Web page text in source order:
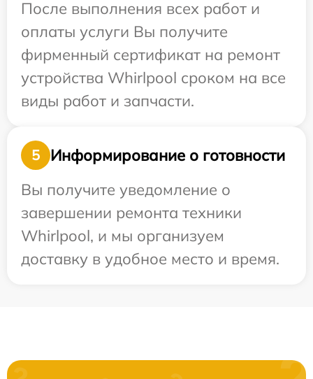
После выполнения всех работ и
оплаты услуги Вы получите
фирменный сертификат на ремонт
устройства Whirlpool сроком на все
виды работ и запчасти.
5
Информирование о готовности
Вы получите уведомление о
завершении ремонта техники
Whirlpool, и мы организуем
доставку в удобное место и время.